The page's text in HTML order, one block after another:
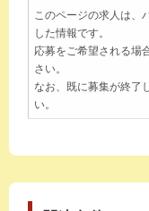
このページの求人は、
した情報です。
応募をご希望される場
さい。
なお、既に募集が終了
い。